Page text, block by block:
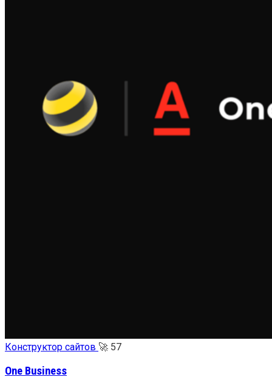
Конструктор сайтов 🚀 57
One Business